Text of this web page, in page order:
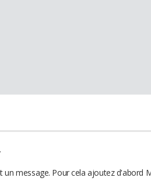
un message. Pour cela ajoutez d'abord